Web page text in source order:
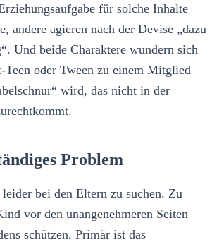
für solche Inhalte
andere agieren nach der Devise „dazu
Und beide Charaktere wundern sich
Teen oder Tween zu einem Mitglied
wird, das nicht in der
Problem
bei den Eltern zu suchen. Zu
vor den unangenehmeren Seiten
schützen. Primär ist das